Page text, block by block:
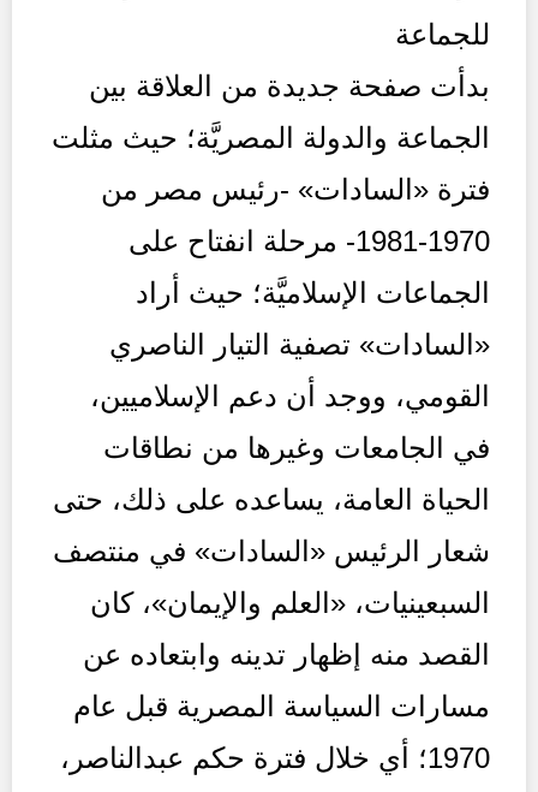
للجماعة
بدأت صفحة جديدة من العلاقة بين
الجماعة والدولة المصريَّة؛ حيث مثلت
فترة «السادات» -رئيس مصر من
1970-1981- مرحلة انفتاح على
الجماعات الإسلاميَّة؛ حيث أراد
«السادات» تصفية التيار الناصري
القومي، ووجد أن دعم الإسلاميين،
في الجامعات وغيرها من نطاقات
الحياة العامة، يساعده على ذلك، حتى
شعار الرئيس «السادات» في منتصف
السبعينيات، «العلم والإيمان»، كان
القصد منه إظهار تدينه وابتعاده عن
مسارات السياسة المصرية قبل عام
1970؛ أي خلال فترة حكم عبدالناصر،